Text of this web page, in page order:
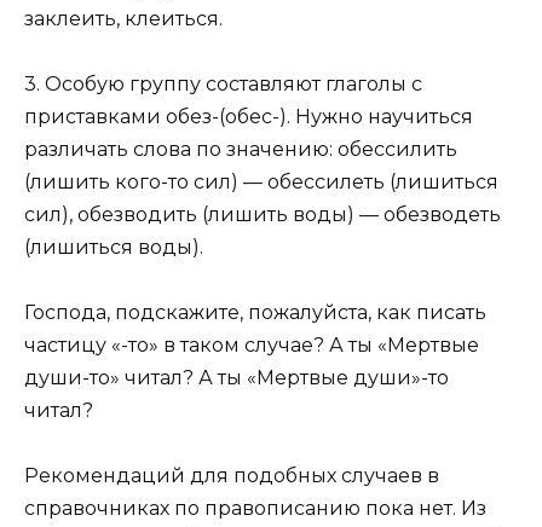
заклеить, клеиться.
3. Особую группу составляют глаголы с
приставками обез-(обес-). Нужно научиться
различать слова по значению: обессилить
(лишить кого-то сил) — обессилеть (лишиться
сил), обезводить (лишить воды) — обезводеть
(лишиться воды).
Господа, подскажите, пожалуйста, как писать
частицу «-то» в таком случае? А ты «Мертвые
души-то» читал? А ты «Мертвые души»-то
читал?
Рекомендаций для подобных случаев в
справочниках по правописанию пока нет. Из